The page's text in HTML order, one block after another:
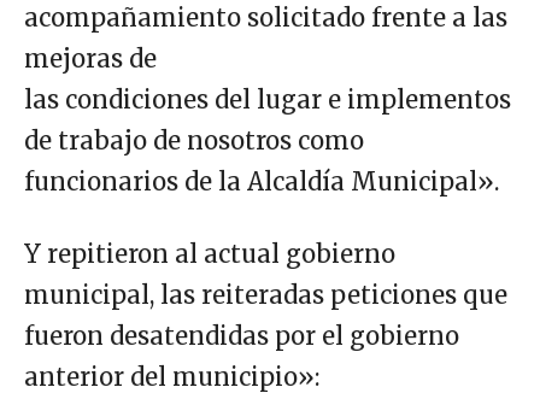
acompañamiento solicitado frente a las
mejoras de
las condiciones del lugar e implementos
de trabajo de nosotros como
funcionarios de la Alcaldía Municipal».
Y repitieron al actual gobierno
municipal, las reiteradas peticiones que
fueron desatendidas por el gobierno
anterior del municipio»: